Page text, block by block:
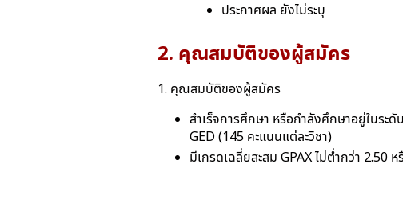
ประกาศผล ยังไม่ระบุ
2. คุณสมบัติของผู้สมัคร
1. คุณสมบัติของผู้สมัคร
สำเร็จการศึกษา หรือกำลังศึกษาอยู่ในระ
GED (145 คะแนนแต่ละวิชา)
มีเกรดเฉลี่ยสะสม GPAX ไม่ต่ำกว่า 2.50 ห